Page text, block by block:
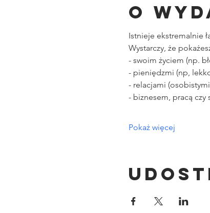
O
Istnieje ekstremalnie
Wystarczy, że
- swoim życiem (np.
- pieniędzmi (np,
- relacjami
- biznesem, pracą czy
Pokaż więcej